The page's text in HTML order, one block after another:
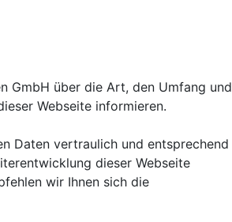
GmbH über die Art, den Umfang und
Webseite informieren.
Daten vertraulich und entsprechend
dieser Webseite
wir Ihnen sich die